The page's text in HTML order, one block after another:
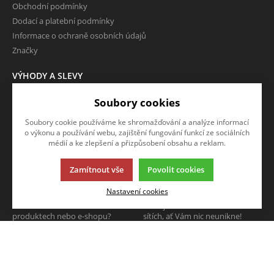
Obchodní podmínky
Dodací a platební podmínky
Informace o ochraně osobních údajů
Značky
VÝHODY A SLEVY
O FIRMĚ
NAPIŠTE NÁM
produktech nebo e-shopu?
SLEDUJTE NÁS
sítích, ať Vám nic neunikne!
Soubory cookies
Soubory cookie používáme ke shromažďování a analýze informací
o výkonu a používání webu, zajištění fungování funkcí ze sociálních
médií a ke zlepšení a přizpůsobení obsahu a reklam.
Zamítnout vše Povolit cookies
Nastavení cookies